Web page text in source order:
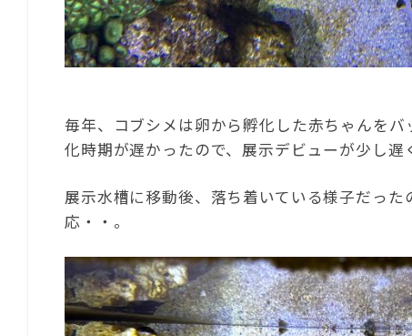
毎年、コブシメは卵から孵化した赤ちゃんを
化時期が遅かったので、展示デビューが少し遅
展示水槽に移動後、落ち着いている様子だっ
応・・。